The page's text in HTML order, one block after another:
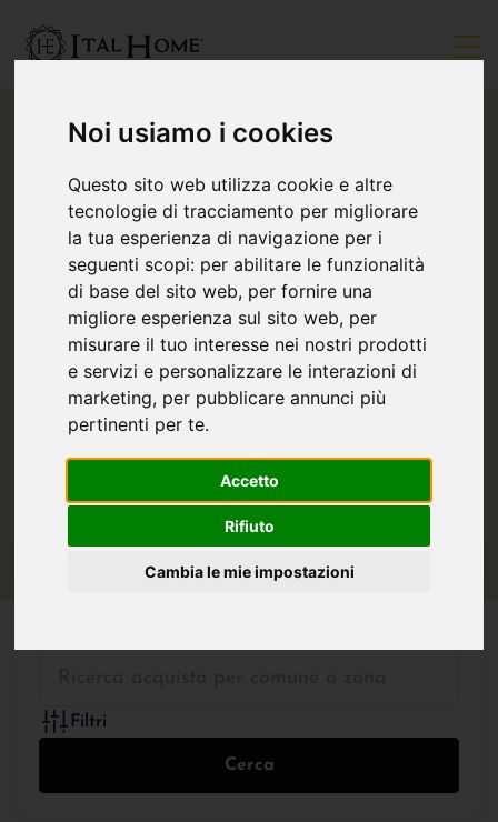
Noi usiamo i cookies
Questo sito web utilizza cookie e altre
tecnologie di tracciamento per migliorare
la tua esperienza di navigazione per i
seguenti scopi: per abilitare le funzionalità
di base del sito web, per fornire una
migliore esperienza sul sito web, per
misurare il tuo interesse nei nostri prodotti
e servizi e personalizzare le interazioni di
marketing, per pubblicare annunci più
pertinenti per te.
Accetto
Rifiuto
Cambia le mie impostazioni
Filtri
Cerca